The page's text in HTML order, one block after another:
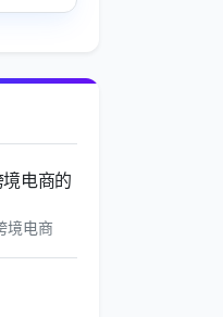
电商的
境电商